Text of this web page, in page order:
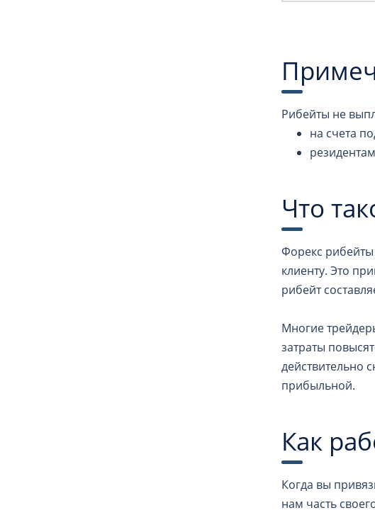
Рибейты не
на счета
Что
Форекс рибейты
клиенту. Это
рибейт
Многие
затраты
действительно
прибыльной.
Как
Когда вы
нам часть